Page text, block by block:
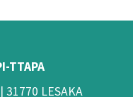
TTAPA
LESAKA